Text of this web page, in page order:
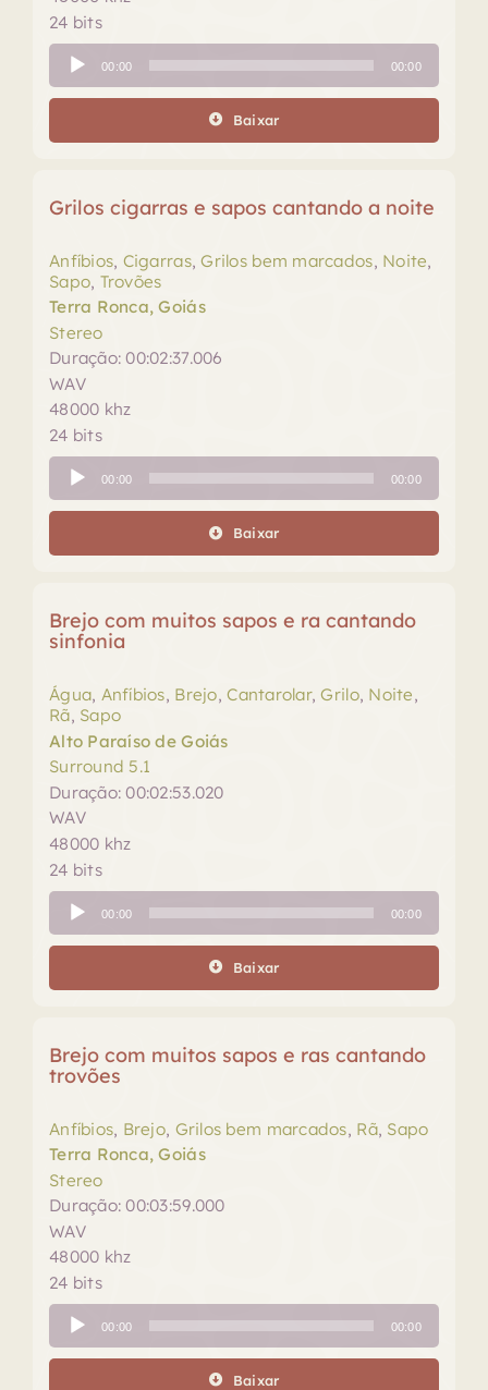
24 bits
Tocador
de
áudio
00:00 00:00
Baixar
Grilos cigarras e sapos cantando a noite
Anfíbios, Cigarras,Grilos bem marcados, Noite,
Sapo, Trovões
Terra Ronca, Goiás
Stereo
Duração: 00:02:37.006
WAV
48000 khz
24 bits
Tocador
de
áudio
00:00 00:00
Baixar
Brejo com muitos sapos e ra cantando
sinfonia
Água, Anfíbios, Brejo,Cantarolar,Grilo, Noite,
Rã, Sapo
Alto Paraíso de Goiás
Surround 5.1
Duração: 00:02:53.020
WAV
48000 khz
24 bits
Tocador
de
áudio
00:00 00:00
Baixar
Brejo com muitos sapos e ras cantando
trovões
Anfíbios, Brejo, Grilos bem marcados, Rã, Sapo
Terra Ronca, Goiás
Stereo
Duração: 00:03:59.000
WAV
48000 khz
24 bits
Tocador
de
áudio
00:00 00:00
Baixar